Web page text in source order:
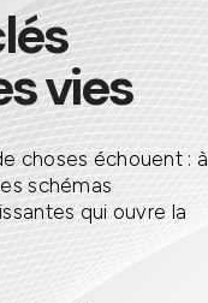
vies
choses échouent : à
schémas
qui ouvre la